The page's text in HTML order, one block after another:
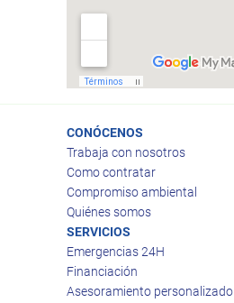
CONÓCENOS
Trabaja con nosotros
Como contratar
Compromiso ambiental
Quiénes somos
SERVICIOS
Emergencias 24H
Financiación
Asesoramiento personalizado